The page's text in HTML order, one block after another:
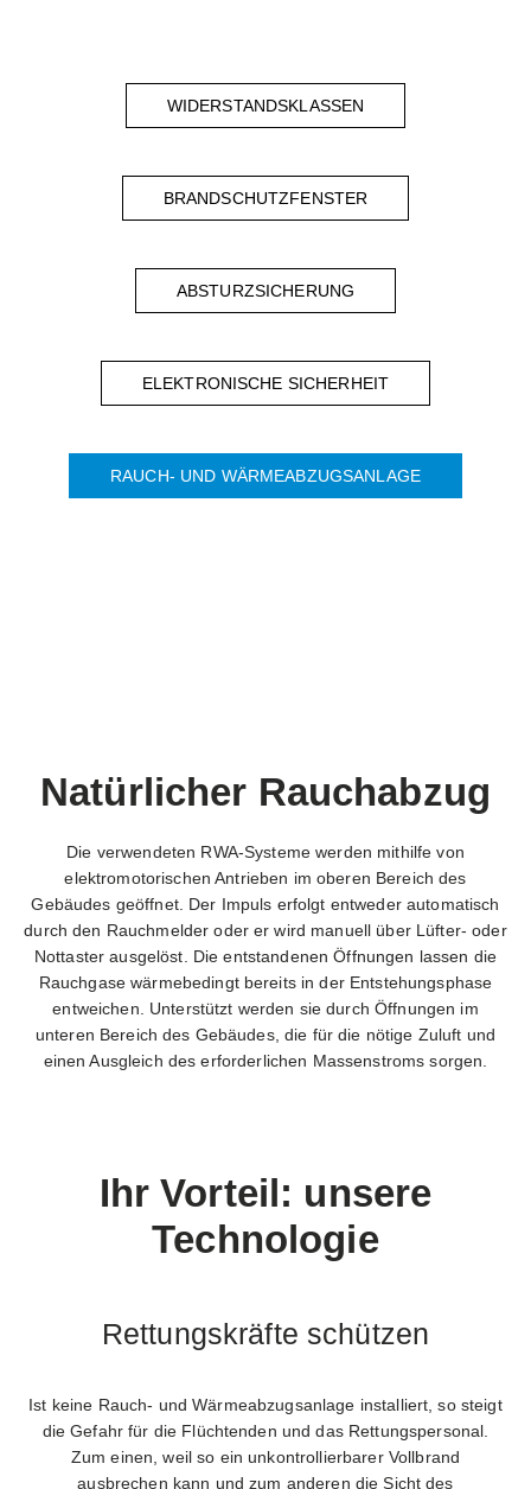
WIDERSTANDSKLASSEN
BRANDSCHUTZFENSTER
ABSTURZSICHERUNG
ELEKTRONISCHE SICHERHEIT
RAUCH- UND WÄRMEABZUGSANLAGE
Natürlicher Rauchabzug
Die verwendeten RWA-Systeme werden mithilfe von
elektromotorischen Antrieben im oberen Bereich des
Gebäudes geöffnet. Der Impuls erfolgt entweder automatisch
durch den Rauchmelder oder er wird manuell über Lüfter- oder
Nottaster ausgelöst. Die entstandenen Öffnungen lassen die
Rauchgase wärmebedingt bereits in der Entstehungsphase
entweichen. Unterstützt werden sie durch Öffnungen im
unteren Bereich des Gebäudes, die für die nötige Zuluft und
einen Ausgleich des erforderlichen Massenstroms sorgen.
Ihr Vorteil: unsere
Technologie
Rettungskräfte schützen
Ist keine Rauch- und Wärmeabzugsanlage installiert, so steigt
die Gefahr für die Flüchtenden und das Rettungspersonal.
Zum einen, weil so ein unkontrollierbarer Vollbrand
ausbrechen kann und zum anderen die Sicht des